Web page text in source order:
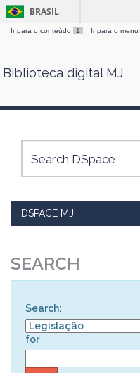
Skip
BRASIL
Ir para o conteúdo 1 Ir para o menu
Biblioteca digital MJ
DSPACE MJ
SEARCH
Search:
for